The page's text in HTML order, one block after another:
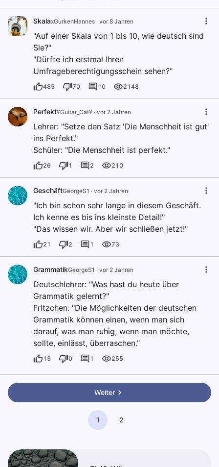
SkalaxGurkenHannes · vor 8 Jahren
"Auf einer Skala von 1 bis 10, wie deutsch sind
Sie?"
"Dürfte ich erstmal Ihren
Umfrageberechtigungsschein sehen?"
485 70 10 2148
Perfekt¥Guitar_Cat¥ · vor 2 Jahren
Lehrer: "Setze den Satz 'Die Menschheit ist gut'
ins Perfekt."
Schüler: "Die Menschheit ist perfekt."
26 1 2 210
GeschäftGeorgeS1 · vor 2 Jahren
"Ich bin schon sehr lange in diesem Geschäft.
Ich kenne es bis ins kleinste Detail!"
"Das wissen wir. Aber wir schließen jetzt!"
21 2 1 73
GrammatikGeorgeS1 · vor 2 Jahren
Deutschlehrer: "Was hast du heute über
Grammatik gelernt?"
Fritzchen: "Die Möglichkeiten der deutschen
Grammatik können einen, wenn man sich
darauf, was man ruhig, wenn man möchte,
sollte, einlässt, überraschen."
13 0 1 255
Weiter
1 2